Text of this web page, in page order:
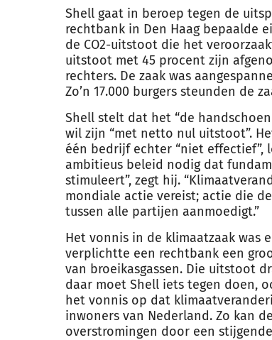
Shell gaat in beroep tegen de
rechtbank in Den Haag bepaalde
de CO2-uitstoot die het
uitstoot met 45 procent zijn
rechters. De zaak was
Zo’n 17.000 burgers steunden de
Shell stelt dat het “de
wil zijn “met netto nul uitstoot”.
één bedrijf echter “niet effectief”,
ambitieus beleid nodig dat
stimuleert”, zegt hij.
mondiale actie vereist; actie die
tussen alle partijen aanmoedigt.”
Het vonnis in de klimaatzaak was
verplichtte een rechtbank een
van broeikasgassen. Die uitstoot
daar moet Shell iets tegen doen,
het vonnis op dat
inwoners van Nederland. Zo kan
overstromingen door een